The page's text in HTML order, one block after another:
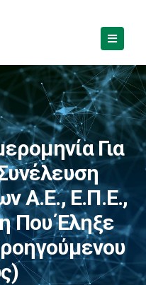
Για
Α.Ε., Ε.Π.Ε.,
Που Έληξε